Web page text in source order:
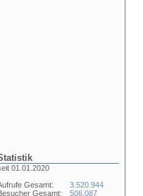
01.01.2020
Gesamt:
Gesamt:
3.520.944
506.087